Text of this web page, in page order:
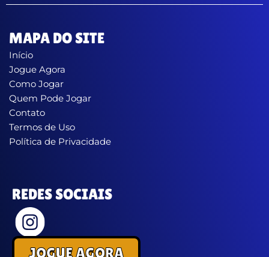
MAPA DO SITE
Início
Jogue Agora
Como Jogar
Quem Pode Jogar
Contato
Termos de Uso
Política de Privacidade
REDES SOCIAIS
JOGUE AGORA